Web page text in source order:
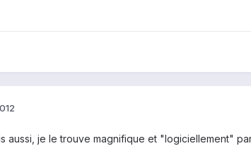
aussi, je le trouve magnifique et "logiciellement"